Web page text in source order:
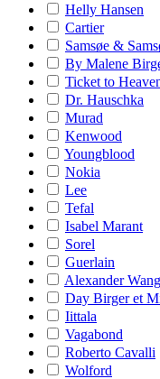
Helly Hansen
Cartier
Samsøe &
By Malene
Ticket to
Dr. Hauschka
Murad
Kenwood
Youngblood
Nokia
Lee
Tefal
Isabel Marant
Sorel
Guerlain
Alexander Wang
Day Birger et
Iittala
Vagabond
Roberto Cavalli
Wolford